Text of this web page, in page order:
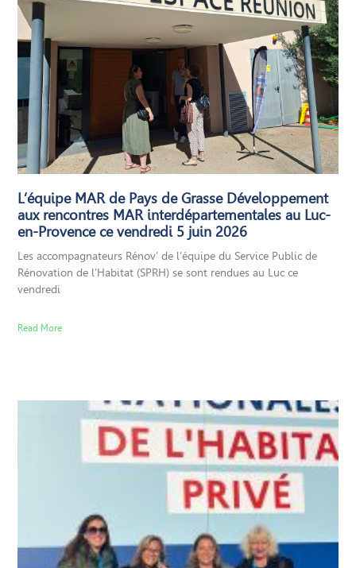
L’équipe MAR de Pays de Grasse Développement
aux rencontres MAR interdépartementales au Luc-
en-Provence ce vendredi 5 juin 2026
Les accompagnateurs Rénov’ de l’équipe du Service Public de
Rénovation de l’Habitat (SPRH) se sont rendues au Luc ce
vendredi
Read More